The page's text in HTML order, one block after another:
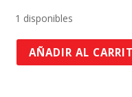
1 disponibles
ROTAVIRUS
20
AÑADIR AL